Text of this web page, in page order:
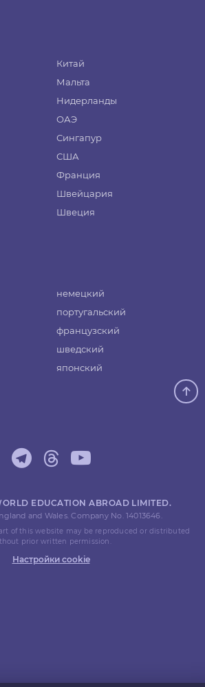
Китай
Мальта
Нидерланды
ОАЭ
Сингапур
США
Франция
Швейцария
Швеция
немецкий
португальский
французский
шведский
японский
EDUCATION ABROAD LIMITED.
and Wales. Company No. 14013646.
of this website may be reproduced or distributed
prior written permission.
Настройки cookie